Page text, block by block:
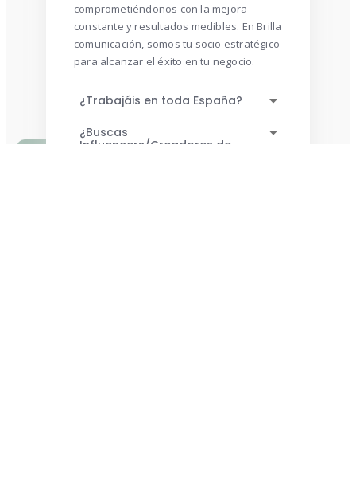
comprometiéndonos con la mejora
constante y resultados medibles. En Brilla
comunicación, somos tu socio estratégico
para alcanzar el éxito en tu negocio.
¿Trabajáis en toda España?
¿Buscas
Influencers/Creadores de